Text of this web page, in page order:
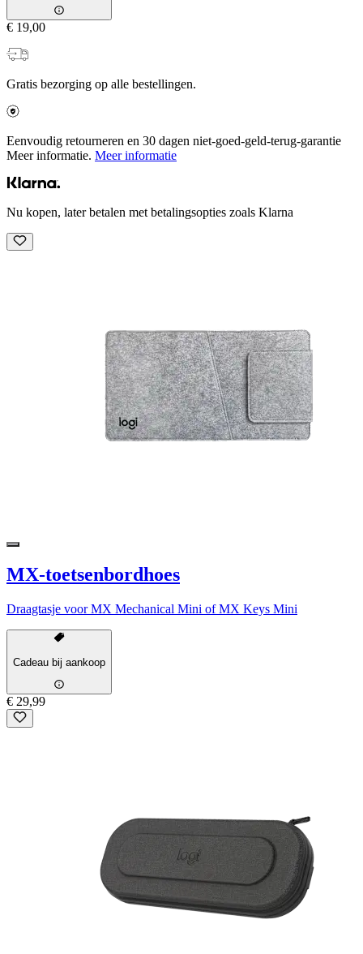
€ 19,00
Gratis bezorging op alle bestellingen.
Eenvoudig retourneren en 30 dagen niet-goed-geld-terug-garantie
Meer informatie. Meer informatie
Nu kopen, later betalen met betalingsopties zoals Klarna
MX-toetsenbordhoes
Draagtasje voor MX Mechanical Mini of MX Keys Mini
Cadeau bij aankoop
€ 29,99